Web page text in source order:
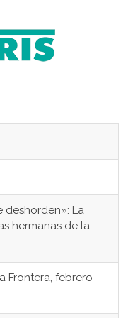
deshorden»: La
hermanas de la
Frontera, febrero-